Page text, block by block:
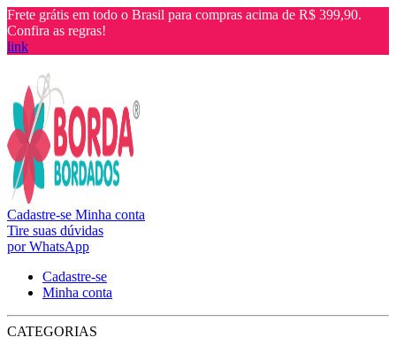
Frete grátis em todo o Brasil para compras acima de R$ 399,90.
Confira as regras!
link
Cadastre-se Minha conta
Tire suas dúvidas
por WhatsApp
Cadastre-se
Minha conta
CATEGORIAS